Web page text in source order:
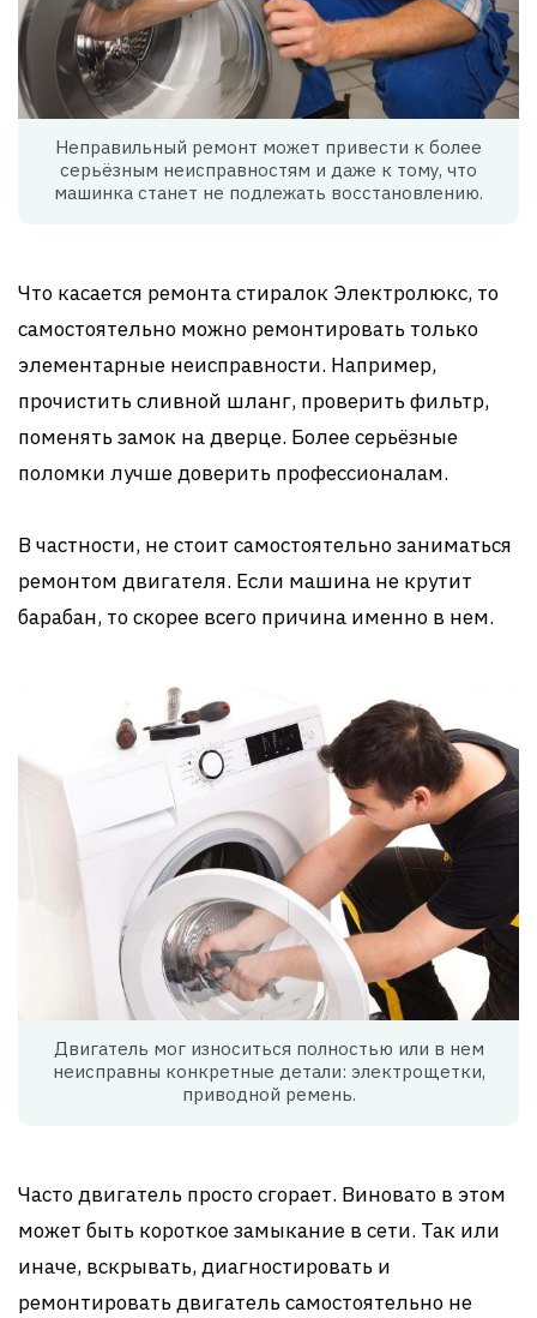
Неправильный ремонт может привести к более
серьёзным неисправностям и даже к тому, что
машинка станет не подлежать восстановлению.
Что касается ремонта стиралок Электролюкс, то
самостоятельно можно ремонтировать только
элементарные неисправности. Например,
прочистить сливной шланг, проверить фильтр,
поменять замок на дверце. Более серьёзные
поломки лучше доверить профессионалам.
В частности, не стоит самостоятельно заниматься
ремонтом двигателя. Если машина не крутит
барабан, то скорее всего причина именно в нем.
Двигатель мог износиться полностью или в нем
неисправны конкретные детали: электрощетки,
приводной ремень.
Часто двигатель просто сгорает. Виновато в этом
может быть короткое замыкание в сети. Так или
иначе, вскрывать, диагностировать и
ремонтировать двигатель самостоятельно не